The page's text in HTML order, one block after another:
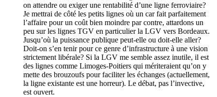
on attendre ou exiger une rentabilité d’une ligne ferroviaire?
Je mettrai de côté les petits lignes où un car fait parfaitement
l’affaire pour un coût bien moindre par contre, attardons un
peu sur les lignes TGV en particulier la LGV vers Bordeaux.
Jusqu’où la puissance publique peut-elle ou doit-elle aller?
Doit-on s’en tenir pour ce genre d’infrastructure à une vision
strictement libérale? Si la LGV me semble assez inutile, il est
des lignes comme Limoges-Poitiers qui mériteraient qu’on y
mette des brouzoufs pour faciliter les échanges (actuellement,
la ligne existante est une horreur). Le débat, pas l’invective,
est ouvert.